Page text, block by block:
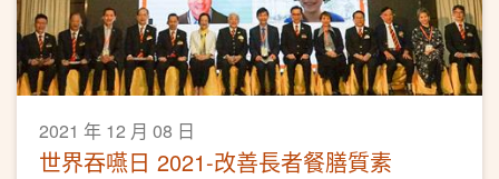
2021 年 12 月 08 日
世界吞嚥日 2021-改善長者餐膳質素